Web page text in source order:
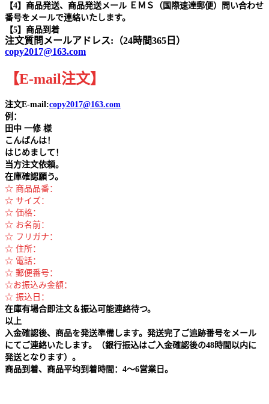
【4】商品発送、商品発送メール ＥＭＳ（国際速達郵便）問い合わせ
番号をメールで連絡いたします。
【5】商品到着
注文質問メールアドレス:（24時間365日）
copy2017@163.com
【E-mail注文】
注文E-mail:copy2017@163.com
例：
田中 一修 様
こんばんは！
はじめまして！
当方注文依頼。
在庫確認願う。
☆ 商品品番：
☆ サイズ：
☆ 価格：
☆ お名前：
☆ フリガナ：
☆ 住所：
☆ 電話：
☆ 郵便番号：
☆お振込み金額：
☆ 振込日：
在庫有場合即注文＆振込可能連絡待つ。
以上
入金確認後、商品を発送準備します。発送完了ご追跡番号をメール
にてご連絡いたします。（銀行振込はご入金確認後の48時間以内に
発送となります）。
商品到着、商品平均到着時間：4～6営業日。